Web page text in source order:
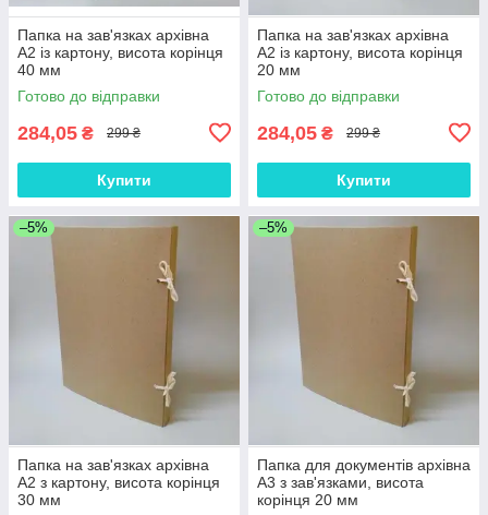
Папка на зав'язках архівна
А2 із картону, висота корінця
40 мм
Готово до відправки
284,05 ₴ 299 ₴
Купити
Папка на зав'язках архівна
А2 із картону, висота корінця
20 мм
Готово до відправки
284,05 ₴ 299 ₴
Купити
–5%
Папка на зав'язках архівна
А2 з картону, висота корінця
30 мм
–5%
Папка для документів архівна
А3 з зав'язками, висота
корінця 20 мм